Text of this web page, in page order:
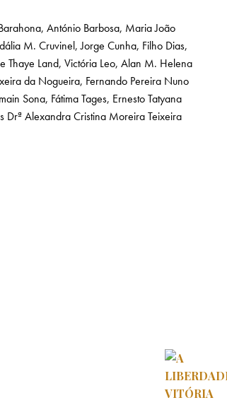
António Barbosa, Maria João
M. Cruvinel, Jorge Cunha, Filho Dias,
Thaye Land, Victória Leo, Alan M. Helena
da Nogueira, Fernando Pereira Nuno
Sona, FátimaTages, ErnestoTatyana
Drª Alexandra Cristina Moreira Teixeira